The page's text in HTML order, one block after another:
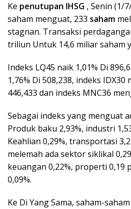
Ke penutupan IHSG , Senin (1/
saham menguat, 233 saham
stagnan. Transaksi
triliun Untuk 14,6 miliar saham
Indeks LQ45 naik 1,01% Di
1,76% Di 508,238, indeks IDX30
446,433 dan indeks MNC36
Sebagai indeks yang menguat
Produk baku 2,93%, industri
Keahlian 0,29%, transportasi
melemah ada sektor siklikal
keuangan 0,22%, properti
0,09%.
Ke Di Yang Sama, saham-